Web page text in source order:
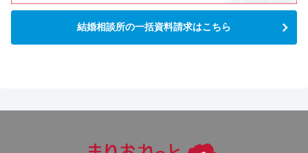
結婚相談所の一括資料請求はこちら